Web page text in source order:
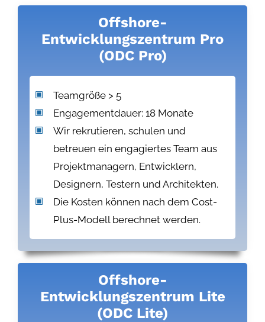
Offshore-
Entwicklungszentrum Pro
(ODC Pro)
Teamgröße > 5
Engagementdauer: 18 Monate
Wir rekrutieren, schulen und
betreuen ein engagiertes Team aus
Projektmanagern, Entwicklern,
Designern, Testern und Architekten.
Die Kosten können nach dem Cost-
Plus-Modell berechnet werden.
Offshore-
Entwicklungszentrum Lite
(ODC Lite)